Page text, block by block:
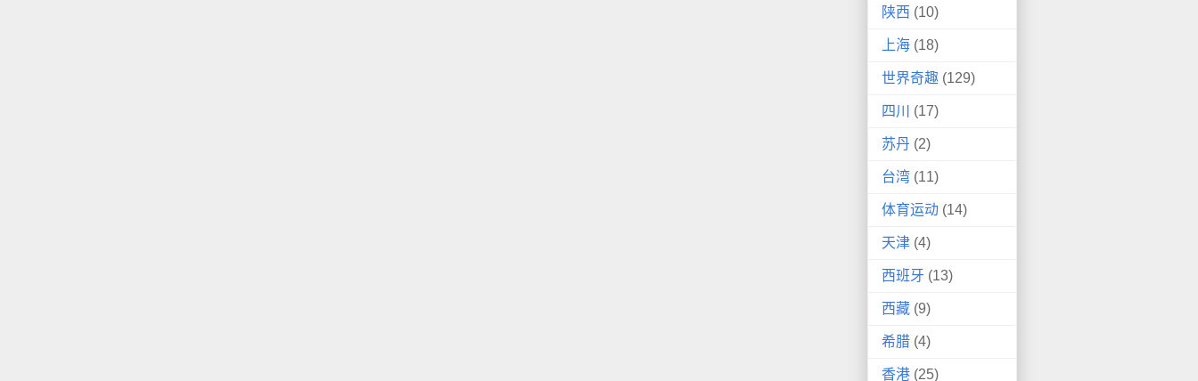
陕西 (10)
上海 (18)
世界奇趣 (129)
四川 (17)
苏丹 (2)
台湾 (11)
体育运动 (14)
天津 (4)
西班牙 (13)
西藏 (9)
希腊 (4)
香港 (25)